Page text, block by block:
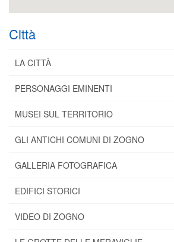
Città
LA CITTÀ
PERSONAGGI EMINENTI
MUSEI SUL TERRITORIO
GLI ANTICHI COMUNI DI ZOGNO
GALLERIA FOTOGRAFICA
EDIFICI STORICI
VIDEO DI ZOGNO